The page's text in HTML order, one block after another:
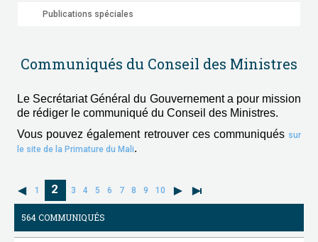
Publications spéciales
Communiqués du Conseil des Ministres
Le Secrétariat Général du Gouvernement a pour mission
de rédiger le communiqué du Conseil des Ministres.
Vous pouvez également retrouver ces communiqués sur
le site de la Primature du Mali.
1 2 3 4 5 6 7 8 9 10
564 COMMUNIQUÉS